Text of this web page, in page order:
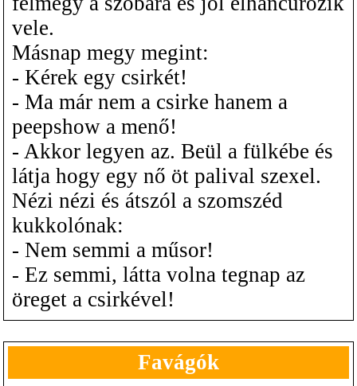
vele.
Másnap megy megint:
- Kérek egy csirkét!
- Ma már nem a csirke hanem a
peepshow a menő!
- Akkor legyen az. Beül a fülkébe és
látja hogy egy nő öt palival szexel.
Nézi nézi és átszól a szomszéd
kukkolónak:
- Nem semmi a műsor!
- Ez semmi, látta volna tegnap az
öreget a csirkével!
Favágók